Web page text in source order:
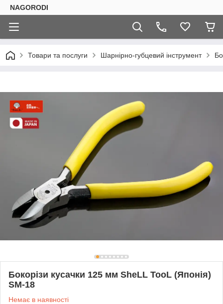
NAGORODI
Товари та послуги Шарнірно-губцевий інструмент
Бокорізи кусачки 125 мм SheLL TooL (Японія)
SM-18
Немає в наявності